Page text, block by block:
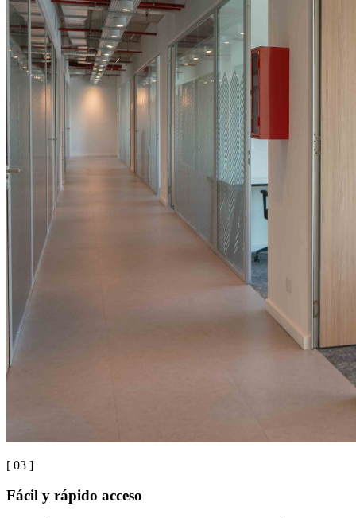
[ 03 ]
Fácil y rápido acceso